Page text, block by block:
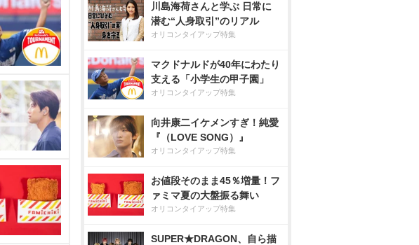
川島海荷さんと学ぶ 日常に
潜む“人身取引”のリアル
オリコンタイアップ特集
マクドナルドが40年にわたり
支える「小学生の甲子園」
オリコンタイアップ特集
向井康二イケメンすぎ！純愛
『（LOVE SONG）』
オリコンタイアップ特集
お値段そのまま45％増量！フ
ァミマ夏の大盤振る舞い
オリコンタイアップ特集
SUPER★DRAGON、自ら描